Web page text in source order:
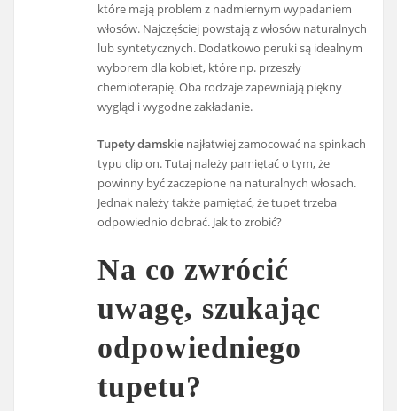
które mają problem z nadmiernym wypadaniem
włosów. Najczęściej powstają z włosów naturalnych
lub syntetycznych. Dodatkowo peruki są idealnym
wyborem dla kobiet, które np. przeszły
chemioterapię. Oba rodzaje zapewniają piękny
wygląd i wygodne zakładanie.
Tupety damskie najłatwiej zamocować na spinkach
typu clip on. Tutaj należy pamiętać o tym, że
powinny być zaczepione na naturalnych włosach.
Jednak należy także pamiętać, że tupet trzeba
odpowiednio dobrać. Jak to zrobić?
Na co zwrócić
uwagę, szukając
odpowiedniego
tupetu?